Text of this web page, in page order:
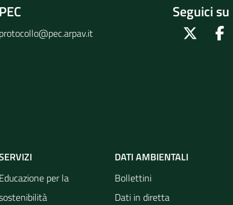
PEC
protocollo@pec.arpav.it
Seguici su
Twitter
Educazione per la
DATI AMBIENTALI
Bollettini
Dati in diretta